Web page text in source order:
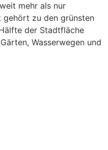
mehr als nur
gehört zu den grünsten
der Stadtfläche
Wasserwegen und